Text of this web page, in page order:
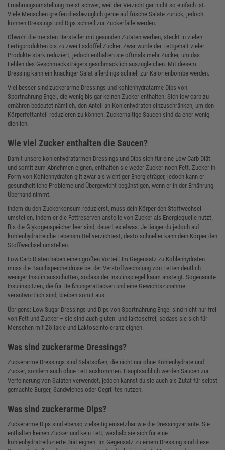
Ernährungsumstellung meist schwer, weil der Verzicht gar nicht so einfach ist.
Viele Menschen greifen diesbezüglich gerne auf frische Salate zurück, jedoch
können Dressings und Dips schnell zur Zuckerfalle werden.
Obwohl die meisten Hersteller mit gesunden Zutaten werben, steckt in vielen
Fertigprodukten bis zu zwei Esslöffel Zucker. Zwar wurde der Fettgehalt vieler
Produkte stark reduziert, jedoch enthalten sie oftmals mehr Zucker, um das
Fehlen des Geschmacksträgers geschmacklich auszugleichen. Mit diesem
Dressing kann ein knackiger Salat allerdings schnell zur Kalorienbombe werden.
Viel besser sind zuckerarme Dressings und kohlenhydratarme Dips von
Sportnahrung Engel, die wenig bis gar keinen Zucker enthalten. Sich low carb zu
ernähren bedeutet nämlich, den Anteil an Kohlenhydraten einzuschränken, um den
Körperfettanteil reduzieren zu können. Zuckerhaltige Saucen sind da eher wenig
dienlich.
Wie viel Zucker enthalten die Saucen?
Damit unsere kohlenhydratarmen Dressings und Dips sich für eine Low Carb Diät
und somit zum Abnehmen eignen, enthalten sie weder Zucker noch Fett. Zucker in
Form von Kohlenhydraten gilt zwar als wichtiger Energieträger, jedoch kann er
gesundheitliche Probleme und Übergewicht begünstigen, wenn er in der Ernährung
Überhand nimmt.
Indem du den Zuckerkonsum reduzierst, muss dein Körper den Stoffwechsel
umstellen, indem er die Fettreserven anstelle von Zucker als Energiequelle nutzt.
Bis die Glykogenspeicher leer sind, dauert es etwas. Je länger du jedoch auf
kohlenhydratreiche Lebensmittel verzichtest, desto schneller kann dein Körper den
Stoffwechsel umstellen.
Low Carb Diäten haben einen großen Vorteil: Im Gegensatz zu Kohlenhydraten
muss die Bauchspeicheldrüse bei der Verstoffwechslung von Fetten deutlich
weniger Insulin ausschütten, sodass der Insulinspiegel kaum ansteigt. Sogenannte
Insulinspitzen, die für Heißhungerattacken und eine Gewichtszunahme
verantwortlich sind, bleiben somit aus.
Übrigens: Low Sugar Dressings und Dips von Sportnahrung Engel sind nicht nur frei
von Fett und Zucker – sie sind auch gluten- und laktosefrei, sodass sie sich für
Menschen mit Zöliakie und Laktoseintoleranz eignen.
Was sind zuckerarme Dressings?
Zuckerarme Dressings sind Salatsoßen, die nicht nur ohne Kohlenhydrate und
Zucker, sondern auch ohne Fett auskommen. Hauptsächlich werden Saucen zur
Verfeinerung von Salaten verwendet, jedoch kannst du sie auch als Zutat für selbst
gemachte Burger, Sandwiches oder Gegrilltes nutzen.
Was sind zuckerarme Dips?
Zuckerarme Dips sind ebenso vielseitig einsetzbar wie die Dressingvariante. Sie
enthalten keinen Zucker und kein Fett, weshalb sie sich für eine
kohlenhydratreduzierte Diät eignen. Im Gegensatz zu einem Dressing sind diese